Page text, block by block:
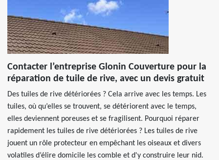
Contacter l’entreprise Glonin Couverture pour la
réparation de tuile de rive, avec un devis gratuit
Des tuiles de rive détériorées ? Cela arrive avec les temps. Les
tuiles, où qu’elles se trouvent, se détériorent avec le temps,
elles deviennent poreuses et se fragilisent. Pourquoi réparer
rapidement les tuiles de rive détériorées ? Les tuiles de rive
jouent un rôle protecteur en empêchant les oiseaux et divers
volatiles d’élire domicile les comble et d'y construire leur nid.